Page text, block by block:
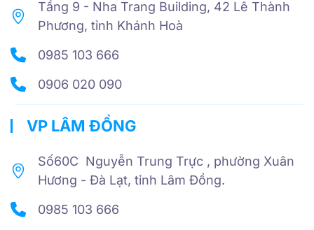
Tầng 9 - Nha Trang Building, 42 Lê Thành
Phương, tỉnh Khánh Hoà
0985 103 666
0906 020 090
VP LÂM ĐỒNG
Số60C Nguyễn Trung Trực , phường Xuân
Hương - Đà Lạt, tỉnh Lâm Đồng.
0985 103 666